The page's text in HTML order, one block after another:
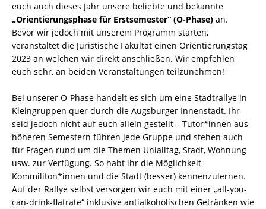
euch auch dieses Jahr unsere beliebte und bekannte
„Orientierungsphase für Erstsemester“ (O-Phase) an.
Bevor wir jedoch mit unserem Programm starten,
veranstaltet die Juristische Fakultät einen Orientierungstag
2023 an welchen wir direkt anschließen. Wir empfehlen
euch sehr, an beiden Veranstaltungen teilzunehmen!
Bei unserer O-Phase handelt es sich um eine Stadtrallye in
Kleingruppen quer durch die Augsburger Innenstadt. Ihr
seid jedoch nicht auf euch allein gestellt – Tutor*innen aus
höheren Semestern führen jede Gruppe und stehen auch
für Fragen rund um die Themen Unialltag, Stadt, Wohnung
usw. zur Verfügung. So habt ihr die Möglichkeit
Kommiliton*innen und die Stadt (besser) kennenzulernen.
Auf der Rallye selbst versorgen wir euch mit einer „all-you-
can-drink-flatrate“ inklusive antialkoholischen Getränken wie